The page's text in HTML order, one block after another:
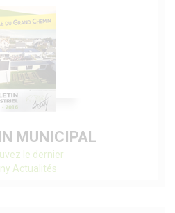
MUNICIPAL
le dernier
Actualités